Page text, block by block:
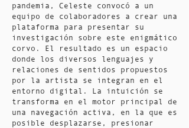
pandemia, Celeste convocó a un
equipo de colaboradores a crear una
plataforma para presentar su
investigación sobre este enigmático
corvo. El resultado es un espacio
donde los diversos lenguajes y
relaciones de sentidos propuestos
por la artista se integran en el
entorno digital. La intuición se
transforma en el motor principal de
una navegación activa, en la que es
posible desplazarse, presionar